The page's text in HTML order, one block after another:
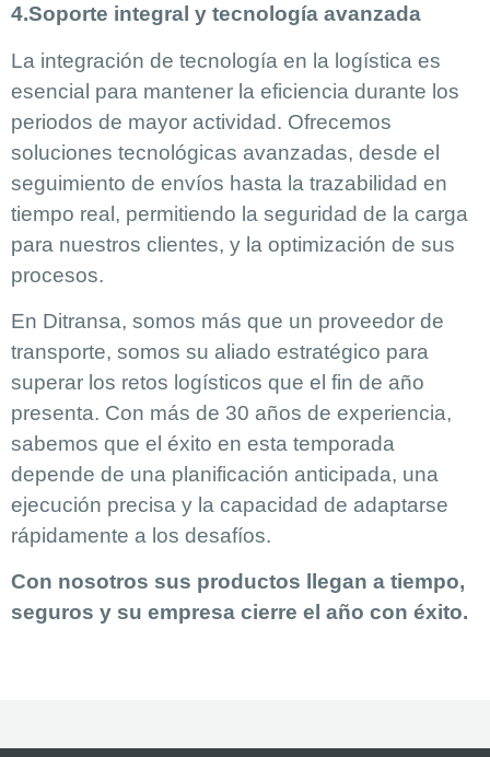
4.Soporte integral y tecnología avanzada
La integración de tecnología en la logística es
esencial para mantener la eficiencia durante los
periodos de mayor actividad. Ofrecemos
soluciones tecnológicas avanzadas, desde el
seguimiento de envíos hasta la trazabilidad en
tiempo real, permitiendo la seguridad de la carga
para nuestros clientes, y la optimización de sus
procesos.
En Ditransa, somos más que un proveedor de
transporte, somos su aliado estratégico para
superar los retos logísticos que el fin de año
presenta. Con más de 30 años de experiencia,
sabemos que el éxito en esta temporada
depende de una planificación anticipada, una
ejecución precisa y la capacidad de adaptarse
rápidamente a los desafíos.
Con nosotros sus productos llegan a tiempo,
seguros y su empresa cierre el año con éxito.